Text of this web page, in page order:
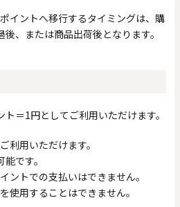
イントへ移行するタイミングは、購
、または商品出荷後となります。
＝1円としてご利用いただけます。
利用いただけます。
です。
ントでの支払いはできません。
使用することはできません。